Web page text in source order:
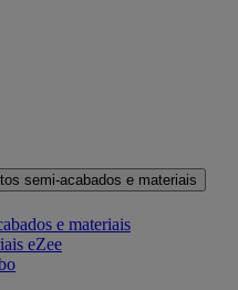
semi-acabados e materiais
e materiais
eZee